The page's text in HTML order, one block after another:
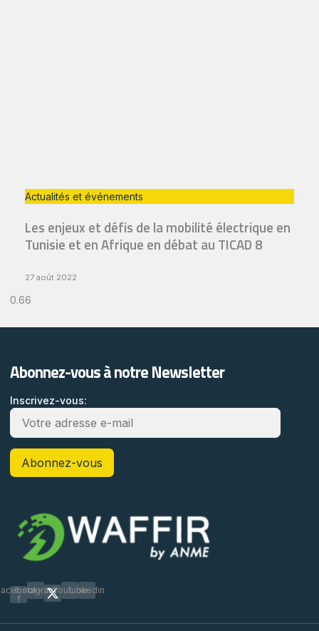
Actualités et événements
Les enjeux et défis de la mobilité électrique en
Tunisie et en Afrique en débat au TICAD 8
27 août 2022
Abonnez-vous à notre Newsletter
Inscrivez-vous:
f
InstagramYoutubeLinkedin